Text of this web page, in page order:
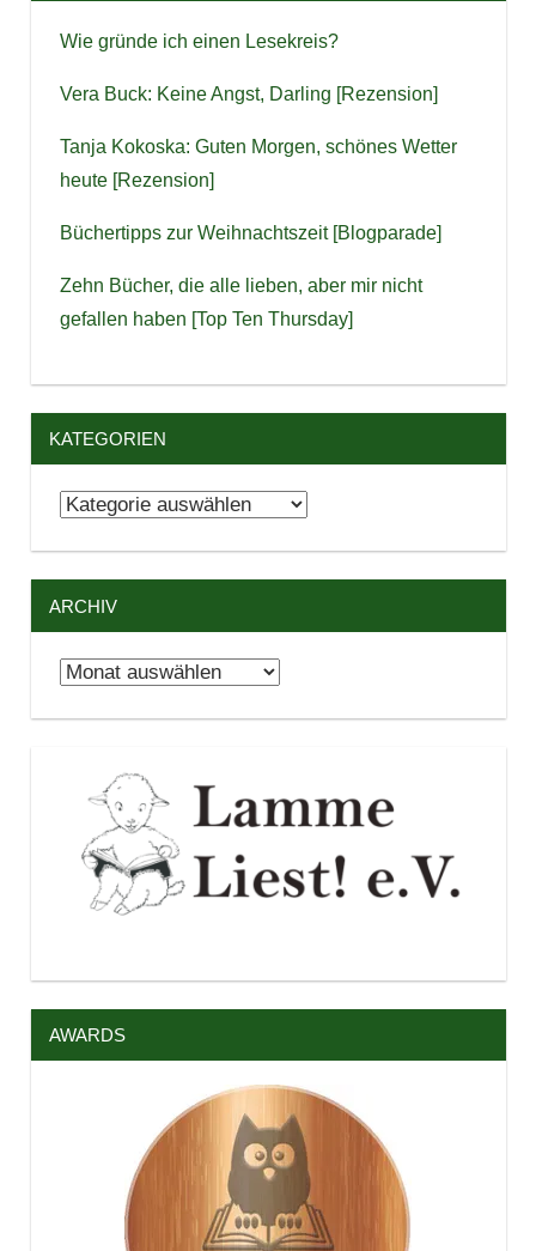
Wie gründe ich einen Lesekreis?
Vera Buck: Keine Angst, Darling [Rezension]
Tanja Kokoska: Guten Morgen, schönes Wetter
heute [Rezension]
Büchertipps zur Weihnachtszeit [Blogparade]
Zehn Bücher, die alle lieben, aber mir nicht
gefallen haben [Top Ten Thursday]
KATEGORIEN
Kategorien
ARCHIV
Archiv
AWARDS